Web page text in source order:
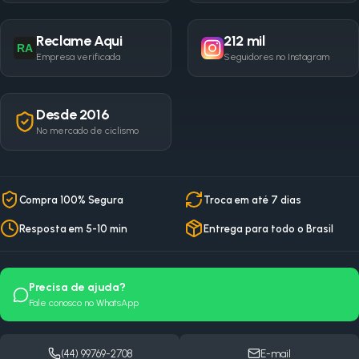
RA Reclame Aqui
Empresa verificada
212 mil
Seguidores no Instagram
Desde 2016
No mercado de ciclismo
Compra 100% Segura Troca em até 7 dias
Resposta em 5-10 min Entrega para todo o Brasil
Precisa de ajuda?
Fale conosco no WhatsApp
(44) 99769-2708 E-mail